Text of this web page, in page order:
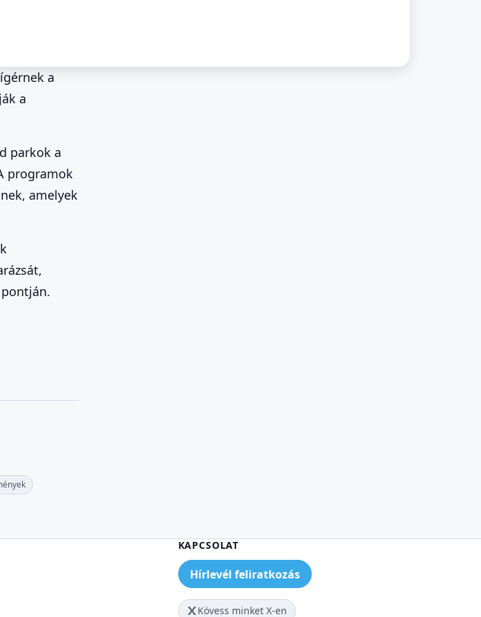
a
a
parkok a
programok
amelyek
KAPCSOLAT
Hírlevél feliratkozás
Kövess minket X-en